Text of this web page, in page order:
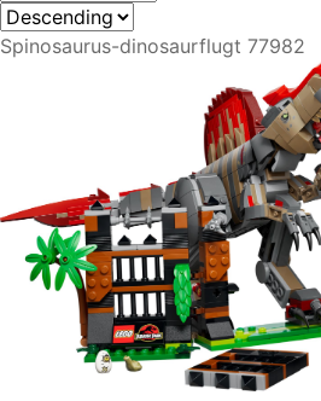
Spinosaurus-dinosaurflugt 77982